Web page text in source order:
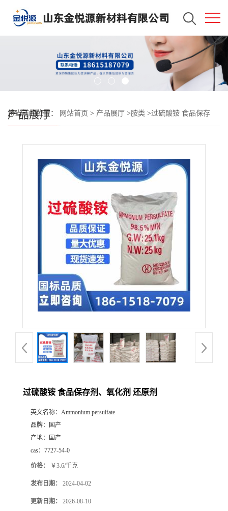
产品展厅
您当前的位置： 网站首页 > 产品展厅 >胺类 >过硫酸铵 食品保存
过硫酸铵 食品保存剂、氧化剂 还原剂
英文名称： Ammonium persulfate
品牌：
国产
产地：
国产
cas： 7727-54-0
价格： ￥3.6/千克
发布日期： 2024-04-02
更新日期： 2026-08-10